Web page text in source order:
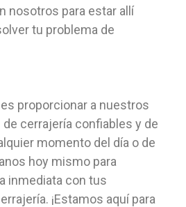
nosotros para estar allí
tu problema de
proporcionar a nuestros
cerrajería confiables y de
momento del día o de
hoy mismo para
inmediata con tus
¡Estamos aquí para